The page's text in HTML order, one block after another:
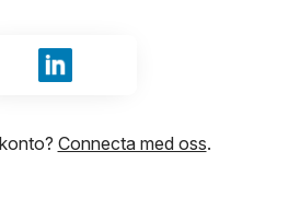
Logga in med LinkedIn
Connecta med oss.